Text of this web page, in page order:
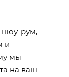
шоу-рум,
и
мы
на ваш